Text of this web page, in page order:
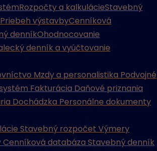
Rozpočty a kalkulácieStavebný
Priebeh výstavbyCenníková
denníkOhodnocovanie
denník a vyúčtovanie
Mzdy a personalistika Podvojné
Fakturácia Daňové priznania
Dochádzka Personálne dokumenty
Stavebný rozpočet Výmery
Cenníková databáza Stavebný denník